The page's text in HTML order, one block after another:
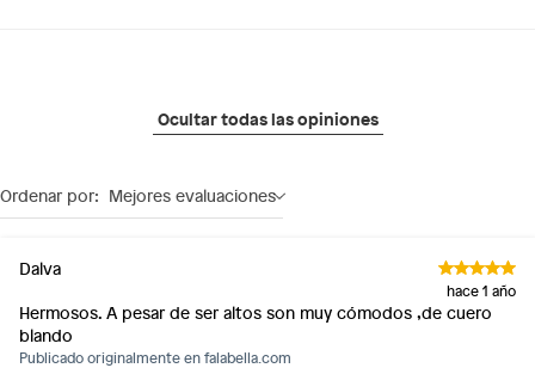
Ocultar todas las opiniones
Ordenar por: Mejores evaluaciones
Dalva
hace 1 año
Hermosos. A pesar de ser altos son muy cómodos ,de cuero
blando
Publicado originalmente enfalabella.com